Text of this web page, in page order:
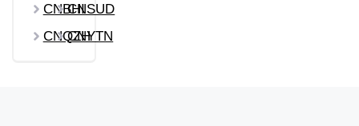
CNBHICNSUD
CNQZHCNYTN